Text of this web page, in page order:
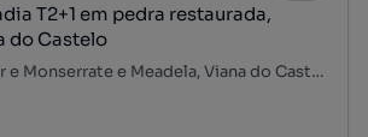
T2+1 em pedra restaurada,
do Castelo
Santa Maria Maior e Monserrate e Meadela, Viana do Castelo, Viana do Castelo
quadrado